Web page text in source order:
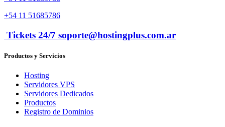
+54 11 51685786
Tickets 24/7 soporte@hostingplus.com.ar
Productos y Servicios
Hosting
Servidores VPS
Servidores Dedicados
Productos
Registro de Dominios